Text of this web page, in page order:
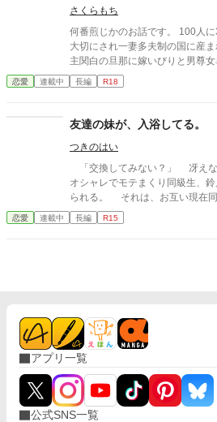
さくらもち
何番煎じかのお話です。 100人に3~5人しか産まれない女の子は
大切にされ一妻多夫制の国に産
主関白の旦那に嫁いびりと男尊
過労死と言う令和になってもま
を迎えてしまった清水 理央、享年44歳 そんな彼女を不
恋愛 連載中 長編 R18
友達の妹が、入浴してる。
つきのはい
「交換してみない？」 冴えない高校生の藤堂夏弥は、親友の
オシャレでモテまくり同級生、
られる。 それは、お互い現在同居中の妹達、藤堂秋乃と鈴川美
咲を交換して生活しようというものだった。 鈴
子の洋平に勝るとも劣らない美
恋愛 連載中 長編 R15
アプリ一覧
公式SNS一覧